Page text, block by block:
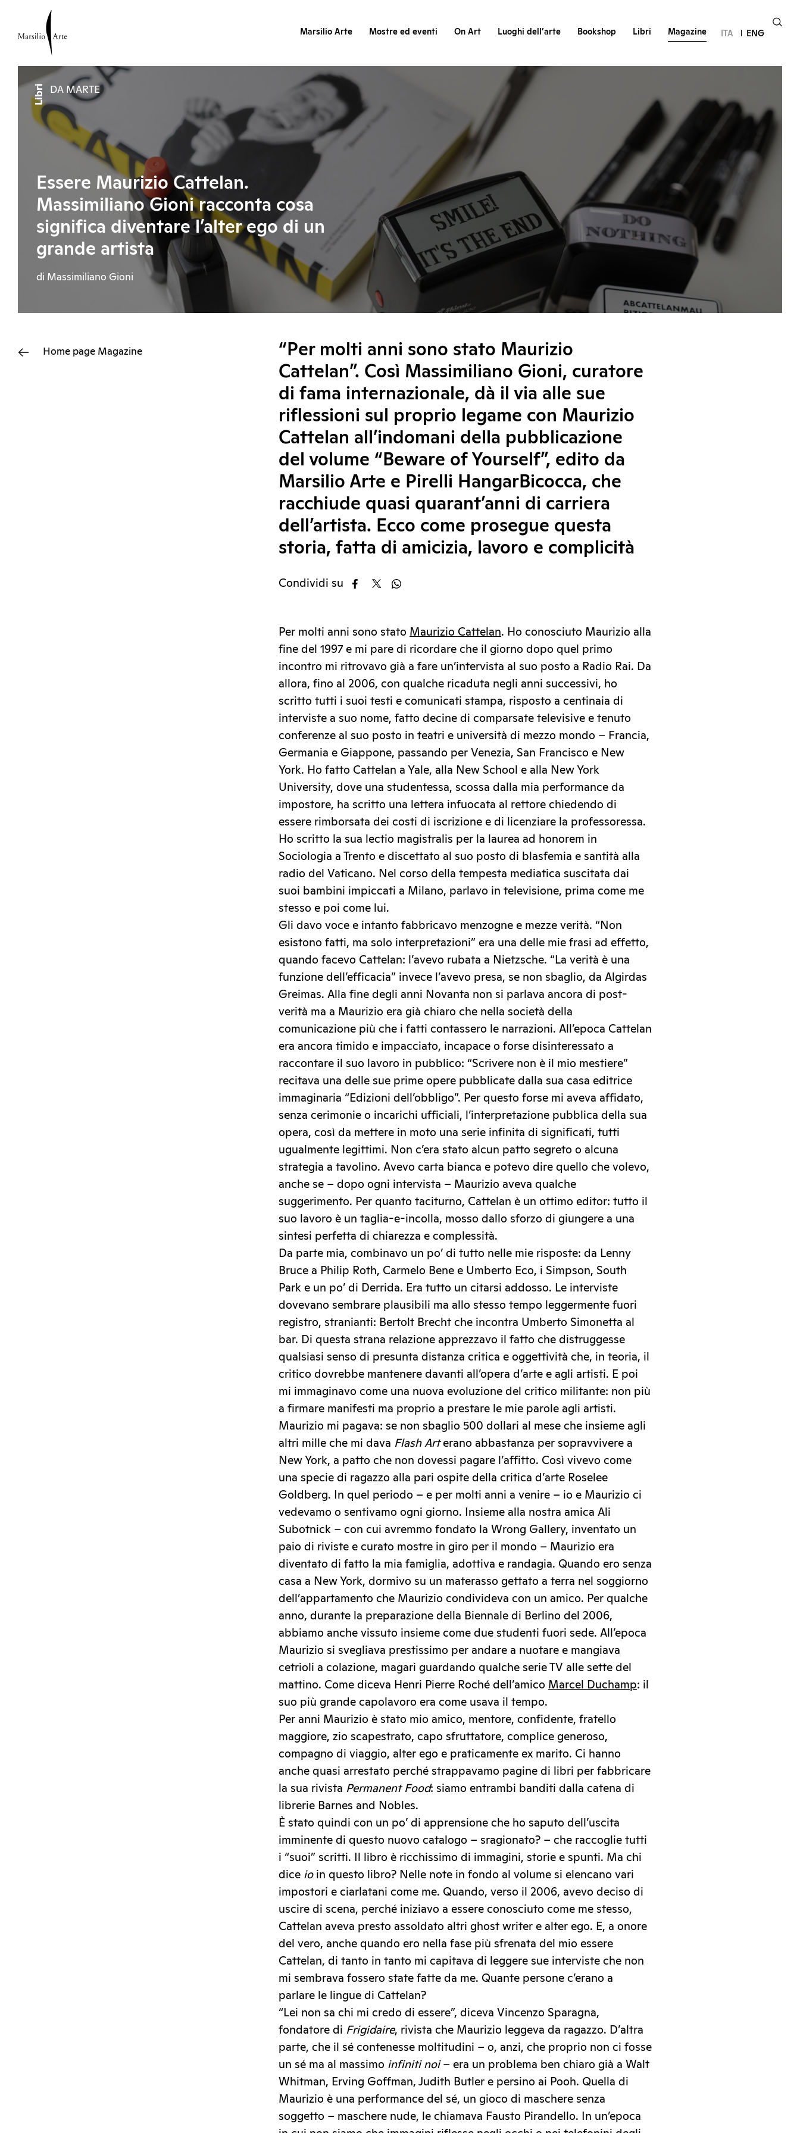
Marsilio Arte Mostre ed eventi On Art Luoghi dell’arte Bookshop Libri Magazine ITA ENG
Libri DA MARTE
Essere Maurizio Cattelan.
Massimiliano Gioni racconta cosa
significa diventare l’alter ego di un
grande artista
di Massimiliano Gioni
Home page Magazine
“Per molti anni sono stato Maurizio
Cattelan”. Così Massimiliano Gioni, curatore
di fama internazionale, dà il via alle sue
riflessioni sul proprio legame con Maurizio
Cattelan all’indomani della pubblicazione
del volume “Beware of Yourself”, edito da
Marsilio Arte e Pirelli HangarBicocca, che
racchiude quasi quarant’anni di carriera
dell’artista. Ecco come prosegue questa
storia, fatta di amicizia, lavoro e complicità
Condividi su
Per molti anni sono stato Maurizio Cattelan. Ho conosciuto Maurizio alla
fine del 1997 e mi pare di ricordare che il giorno dopo quel primo
incontro mi ritrovavo già a fare un’intervista al suo posto a Radio Rai. Da
allora, fino al 2006, con qualche ricaduta negli anni successivi, ho
scritto tutti i suoi testi e comunicati stampa, risposto a centinaia di
interviste a suo nome, fatto decine di comparsate televisive e tenuto
conferenze al suo posto in teatri e università di mezzo mondo – Francia,
Germania e Giappone, passando per Venezia, San Francisco e New
York. Ho fatto Cattelan a Yale, alla New School e alla New York
University, dove una studentessa, scossa dalla mia performance da
impostore, ha scritto una lettera infuocata al rettore chiedendo di
essere rimborsata dei costi di iscrizione e di licenziare la professoressa.
Ho scritto la sua lectio magistralis per la laurea ad honorem in
Sociologia a Trento e discettato al suo posto di blasfemia e santità alla
radio del Vaticano. Nel corso della tempesta mediatica suscitata dai
suoi bambini impiccati a Milano, parlavo in televisione, prima come me
stesso e poi come lui.
Gli davo voce e intanto fabbricavo menzogne e mezze verità. “Non
esistono fatti, ma solo interpretazioni” era una delle mie frasi ad effetto,
quando facevo Cattelan: l’avevo rubata a Nietzsche. “La verità è una
funzione dell’efficacia” invece l’avevo presa, se non sbaglio, da Algirdas
Greimas. Alla fine degli anni Novanta non si parlava ancora di post-
verità ma a Maurizio era già chiaro che nella società della
comunicazione più che i fatti contassero le narrazioni. All’epoca Cattelan
era ancora timido e impacciato, incapace o forse disinteressato a
raccontare il suo lavoro in pubblico: “Scrivere non è il mio mestiere”
recitava una delle sue prime opere pubblicate dalla sua casa editrice
immaginaria “Edizioni dell’obbligo”. Per questo forse mi aveva affidato,
senza cerimonie o incarichi ufficiali, l’interpretazione pubblica della sua
opera, così da mettere in moto una serie infinita di significati, tutti
ugualmente legittimi. Non c’era stato alcun patto segreto o alcuna
strategia a tavolino. Avevo carta bianca e potevo dire quello che volevo,
anche se – dopo ogni intervista – Maurizio aveva qualche
suggerimento. Per quanto taciturno, Cattelan è un ottimo editor: tutto il
suo lavoro è un taglia-e-incolla, mosso dallo sforzo di giungere a una
sintesi perfetta di chiarezza e complessità.
Da parte mia, combinavo un po’ di tutto nelle mie risposte: da Lenny
Bruce a Philip Roth, Carmelo Bene e Umberto Eco, i Simpson, South
Park e un po’ di Derrida. Era tutto un citarsi addosso. Le interviste
dovevano sembrare plausibili ma allo stesso tempo leggermente fuori
registro, stranianti: Bertolt Brecht che incontra Umberto Simonetta al
bar. Di questa strana relazione apprezzavo il fatto che distruggesse
qualsiasi senso di presunta distanza critica e oggettività che, in teoria, il
critico dovrebbe mantenere davanti all’opera d’arte e agli artisti. E poi
mi immaginavo come una nuova evoluzione del critico militante: non più
a firmare manifesti ma proprio a prestare le mie parole agli artisti.
Maurizio mi pagava: se non sbaglio 500 dollari al mese che insieme agli
altri mille che mi dava Flash Arterano abbastanza per sopravvivere a
New York, a patto che non dovessi pagare l’affitto. Così vivevo come
una specie di ragazzo alla pari ospite della critica d’arte Roselee
Goldberg. In quel periodo – e per molti anni a venire – io e Maurizio ci
vedevamo o sentivamo ogni giorno. Insieme alla nostra amica Ali
Subotnick – con cui avremmo fondato la Wrong Gallery, inventato un
paio di riviste e curato mostre in giro per il mondo – Maurizio era
diventato di fatto la mia famiglia, adottiva e randagia. Quando ero senza
casa a New York, dormivo su un materasso gettato a terra nel soggiorno
dell’appartamento che Maurizio condivideva con un amico. Per qualche
anno, durante la preparazione della Biennale di Berlino del 2006,
abbiamo anche vissuto insieme come due studenti fuori sede. All’epoca
Maurizio si svegliava prestissimo per andare a nuotare e mangiava
cetrioli a colazione, magari guardando qualche serie TV alle sette del
mattino. Come diceva Henri Pierre Roché dell’amico Marcel Duchamp: il
suo più grande capolavoro era come usava il tempo.
Per anni Maurizio è stato mio amico, mentore, confidente, fratello
maggiore, zio scapestrato, capo sfruttatore, complice generoso,
compagno di viaggio, alter ego e praticamente ex marito. Ci hanno
anche quasi arrestato perché strappavamo pagine di libri per fabbricare
la sua rivista Permanent Food: siamo entrambi banditi dalla catena di
librerie Barnes and Nobles.
È stato quindi con un po’ di apprensione che ho saputo dell’uscita
imminente di questo nuovo catalogo – sragionato? – che raccoglie tutti
i “suoi” scritti. Il libro è ricchissimo di immagini, storie e spunti. Ma chi
dice ioin questo libro? Nelle note in fondo al volume si elencano vari
impostori e ciarlatani come me. Quando, verso il 2006, avevo deciso di
uscire di scena, perché iniziavo a essere conosciuto come me stesso,
Cattelan aveva presto assoldato altri ghost writer e alter ego. E, a onore
del vero, anche quando ero nella fase più sfrenata del mio essere
Cattelan, di tanto in tanto mi capitava di leggere sue interviste che non
mi sembrava fossero state fatte da me. Quante persone c’erano a
parlare le lingue di Cattelan?
“Lei non sa chi mi credo di essere”, diceva Vincenzo Sparagna,
fondatore di Frigidaire, rivista che Maurizio leggeva da ragazzo. D’altra
parte, che il sé contenesse moltitudini – o, anzi, che proprio non ci fosse
un sé ma al massimo infiniti noi– era un problema ben chiaro già a Walt
Whitman, Erving Goffman, Judith Butler e persino ai Pooh. Quella di
Maurizio è una performance del sé, un gioco di maschere senza
soggetto – maschere nude, le chiamava Fausto Pirandello. In un’epoca